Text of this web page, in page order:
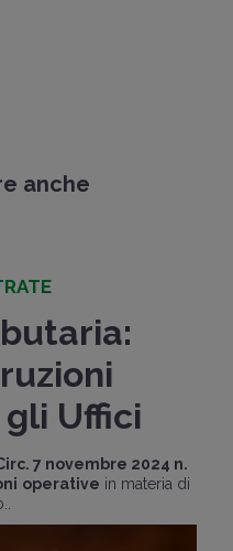
anche
Uffici
7 novembre 2024 n.
operative in materia di